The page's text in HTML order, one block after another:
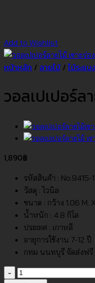
Add to Wishlist
หน้าหลัก / ลายไม้ / ไม้ระแนง
วอลเปเปอร์ล
1,890฿
รหัสสินค้า : No.9415-1
วัสดุ : ไวนิล
ขนาด : กว้าง 1.06 M.
น้ำหนัก : 4.8 กิโล
ประเทศ : เกาหลี
อายุการใช้งาน 7-12 ปี
กทม นนทบุรี จัดส่งฟรี
จำนวน